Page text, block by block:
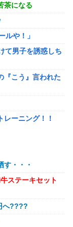
は口封じに被害
ね
ッ❤」というアナ
いな流れあるよ
レ
乃木余接」プラ
中止にしないとい
すだせばいいやん
れない栄養素が
茶になる
ルや！」
て男子を誘惑しち
『こう』言われた
ーニング！！
ヒ」プライズフ
ライズフィギュア
プロキャラクタ
てるけど、終わ
す・・・
ステーキセット
へ????